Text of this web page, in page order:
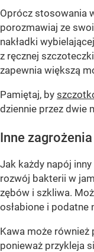
Oprócz stosowania
porozmawiaj ze
nakładki
z ręcznej
zapewnia większą
Pamiętaj, by
dziennie przez dwie
Inne
Jak każdy napój
rozwój bakterii w
zębów i szkliwa.
osłabione i podatne
Kawa może
ponieważ przykleja